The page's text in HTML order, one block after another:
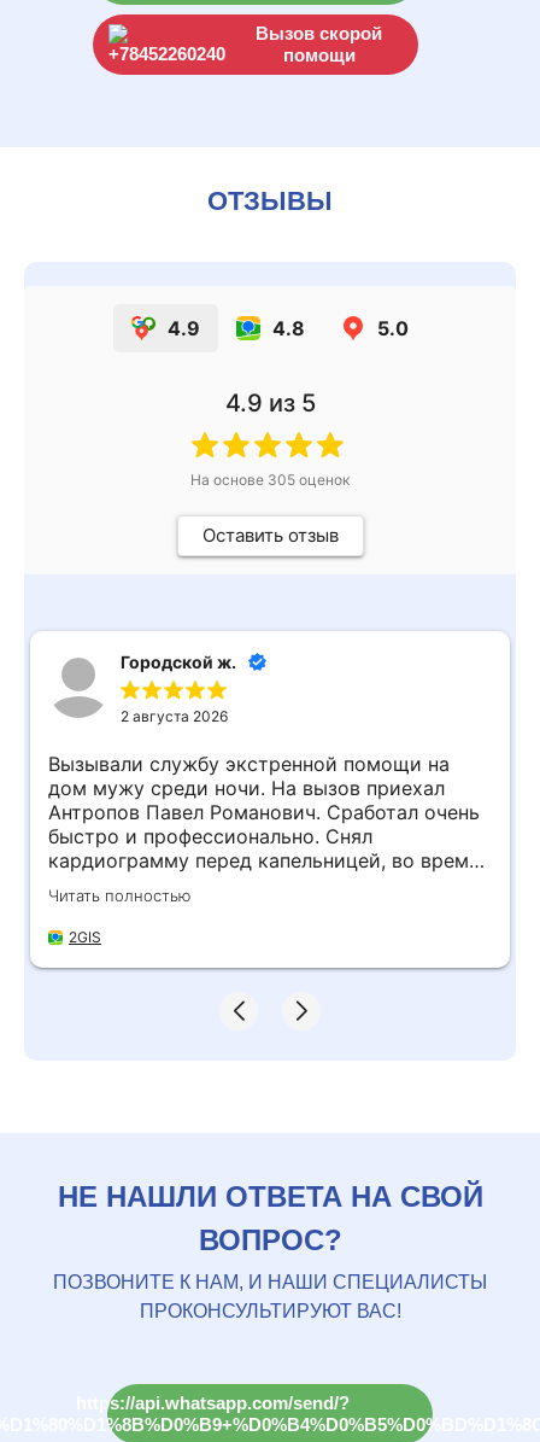
Вызов скорой
помощи
ОТЗЫВЫ
4.9 4.8 5.0
4.9 из 5
На основе 305 оценок
Оставить отзыв
Городской ж.
2 августа 2026
Вызывали службу экстренной помощи на
дом мужу среди ночи. На вызов приехал
Антропов Павел Романович. Сработал очень
быстро и профессионально. Снял
кардиограмму перед капельницей, во время
процедуры не отходил от мужа, пока тому не
стало легче. Огромное человеческое спасибо
за ваш труд!
Читать полностью
2GIS
НЕ НАШЛИ ОТВЕТА НА СВОЙ
ВОПРОС?
ПОЗВОНИТЕ К НАМ, И НАШИ СПЕЦИАЛИСТЫ
ПРОКОНСУЛЬТИРУЮТ ВАС!